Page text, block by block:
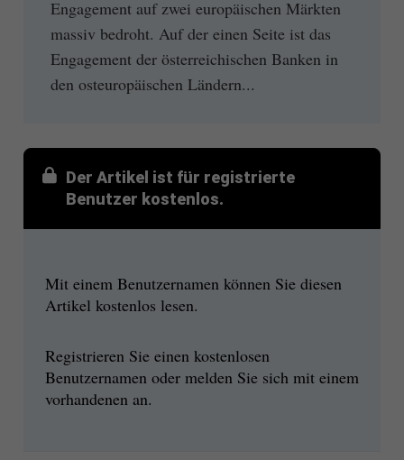
Engagement auf zwei europäischen Märkten
massiv bedroht. Auf der einen Seite ist das
Engagement der österreichischen Banken in
den osteuropäischen Ländern...
Der Artikel ist für registrierte
Benutzer kostenlos.
Mit einem Benutzernamen können Sie diesen
Artikel kostenlos lesen.
Registrieren Sie einen kostenlosen
Benutzernamen oder melden Sie sich mit einem
vorhandenen an.